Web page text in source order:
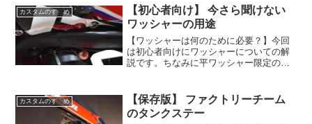
タムをサポート。ステンレスやチタン製
のボルトを選ぶメリットも詳しく紹介し
ています。
カスタムのすゝめ
【初心者向け】 今さら聞けない
ワッシャーの用途
【ワッシャーは何のために必要？】今回
は初心者向けにワッシャーについての解
説です。ちなみに平ワッシャー限定の解
カスタムのすゝめ
【保存版】 ファクトリーチーム
のタンクステー